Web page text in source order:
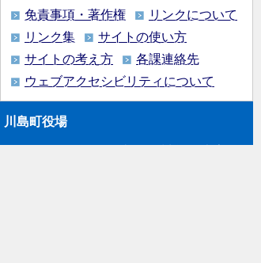
免責事項・著作権
リンクについて
リンク集
サイトの使い方
サイトの考え方
各課連絡先
ウェブアクセシビリティについて
川島町役場